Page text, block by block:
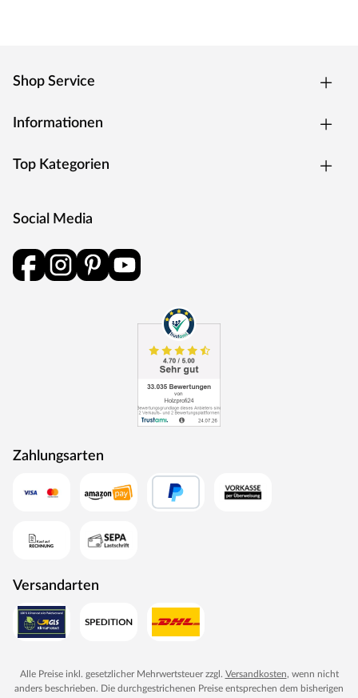
Shop Service
Informationen
Top Kategorien
Social Media
Zahlungsarten
Versandarten
Alle Preise inkl. gesetzlicher Mehrwertsteuer zzgl. Versandkosten, wenn nicht
anders beschrieben. Die durchgestrichenen Preise entsprechen dem bisherigen